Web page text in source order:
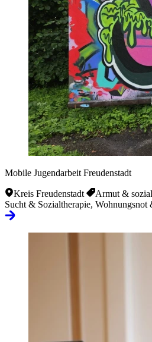
Mobile Jugendarbeit Freudenstadt
Kreis Freudenstadt
Armut &
Sucht & Sozialtherapie,